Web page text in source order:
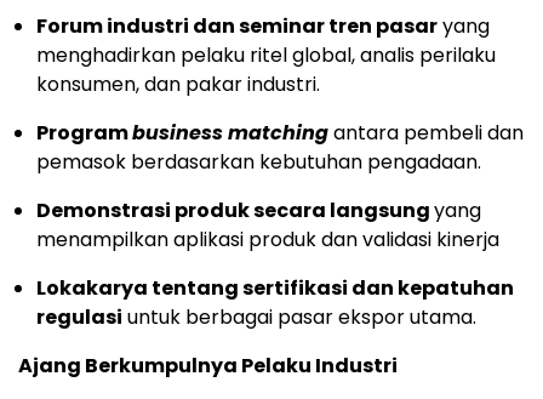
Forum industri dan seminar tren pasaryang
menghadirkan pelaku ritel global, analis perilaku
konsumen, dan pakar industri.
Programbusiness matchingantara pembeli dan
pemasok berdasarkan kebutuhan pengadaan.
Demonstrasi produk secara langsungyang
menampilkan aplikasi produk dan validasi kinerja
Lokakarya tentang sertifikasi dan kepatuhan
regulasi untuk berbagai pasar ekspor utama.
Ajang Berkumpulnya Pelaku Industri